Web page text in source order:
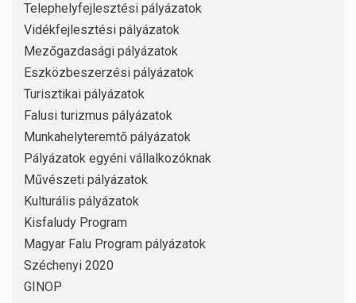
Telephelyfejlesztési pályázatok
Vidékfejlesztési pályázatok
Mezőgazdasági pályázatok
Eszközbeszerzési pályázatok
Turisztikai pályázatok
Falusi turizmus pályázatok
Munkahelyteremtő pályázatok
Pályázatok egyéni vállalkozóknak
Művészeti pályázatok
Kulturális pályázatok
Kisfaludy Program
Magyar Falu Program pályázatok
Széchenyi 2020
GINOP